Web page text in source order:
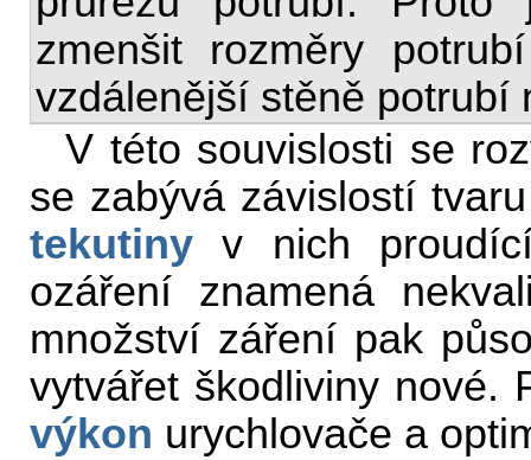
zmenšit rozměry
vzdálenější stěně potrubí
V této souvislosti se
se zabývá závislostí
tekutiny v nich
ozáření znamená
množství záření pak
vytvářet škodliviny nové.
výkon urychlovače a